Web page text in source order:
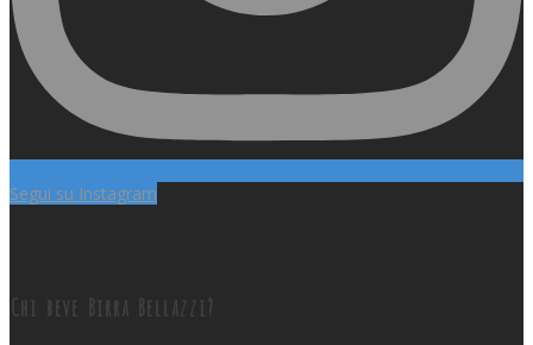
Segui su Instagram
Chi beve Birra Bellazzi?